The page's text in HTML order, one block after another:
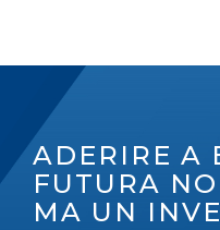
ADERIRE A
FUTURA
MA UN